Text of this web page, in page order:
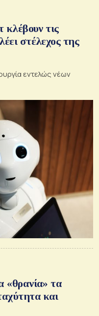
κλέβουν τις
στέλεχος της
εντελώς νέων
«θρανία» τα
και